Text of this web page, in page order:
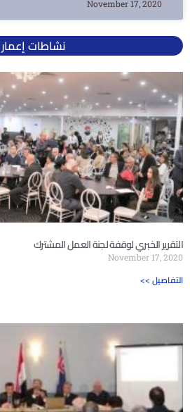
November 17, 2020
نشاطات إعمار
التقرير الخبري لوقفة لجنة العمل المشترك
November 17, 2020
<< التفاصيل